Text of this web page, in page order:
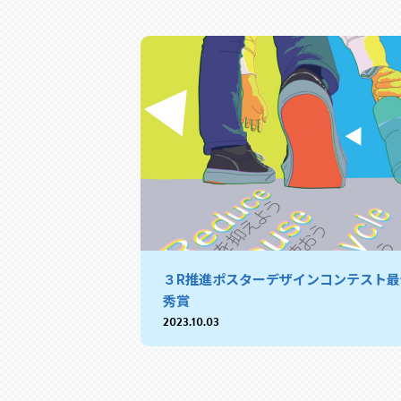
３R推進ポスターデザインコンテスト
秀賞
2023.10.03